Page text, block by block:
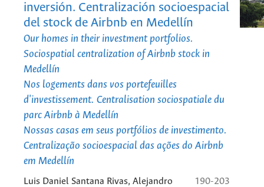
inversión. Centralización socioespacial
del stock de Airbnb en Medellín
Our homes in their investment portfolios.
Sociospatial centralization of Airbnb stock in
Medellín
Nos logements dans vos portefeuilles
d'investissement. Centralisation sociospatiale du
parc Airbnb à Medellín
Nossas casas em seus portfólios de investimento.
Centralização socioespacial das ações do Airbnb
em Medellín
Luis Daniel Santana Rivas, Alejandro
190-203